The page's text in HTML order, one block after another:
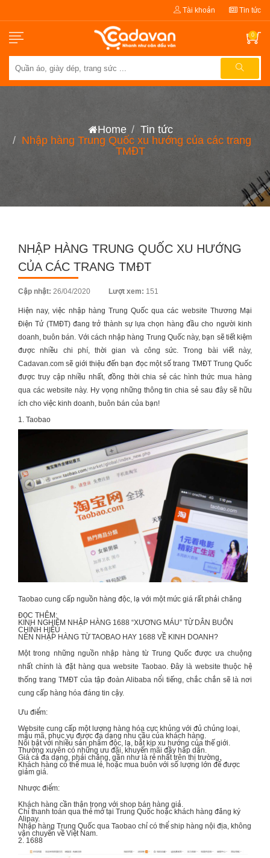
Tài khoản Tin tức
0
Home
Tin tức
Nhập hàng Trung Quốc xu hướng của các trang
TMĐT
NHẬP HÀNG TRUNG QUỐC XU HƯỚNG
CỦA CÁC TRANG TMĐT
Cập nhật: Posted
26/04/2020 Lượt xem: 151
Hiện nay, việc nhập hàng Trung Quốc qua các website Thương Mại
Điện Tử (TMĐT) đang trở thành sự lựa chọn hàng đầu cho người kinh
doanh, buôn bán. Với cách nhập hàng Trung Quốcnày, bạn sẽ tiết kiệm
được nhiều chi phí, thời gian và công sức. Trong bài viết này,
Cadavan.com sẽ giới thiệu đến bạn đọc một số trang TMĐT Trung Quốc
được truy cập nhiều nhất, đồng thời chia sẻ các hình thức mua hàng
qua các website này. Hy vọng những thông tin chia sẻ sau đây sẽ hữu
ích cho việc kinh doanh, buôn bán của bạn!
1. Taobao
Taobao cung cấp nguồn hàng độc, lạ với một mức giá rất phải chăng
ĐỌC THÊM:
KINH NGHIỆM NHẬP HÀNG 1688 “XƯƠNG MÁU” TỪ DÂN BUÔN
CHÍNH HIỆU
NÊN NHẬP HÀNG TỪ TAOBAO HAY 1688 VỀ KINH DOANH?
Một trong những nguồnnhập hàng từ Trung Quốcđược ưa chuộng
nhất chính là đặt hàng qua website Taobao. Đây là website thuộc hệ
thống trang TMĐT của tập đoàn Alibaba nổi tiếng, chắc chắn sẽ là nơi
cung cấp hàng hóa đáng tin cậy.
Ưu điểm:
Website cung cấp một lượng hàng hóa cực khủng với đủ chủng loại,
mẫu mã, phục vụ được đa dạng nhu cầu của khách hàng.
Nổi bật với nhiều sản phẩm độc, lạ, bắt kịp xu hướng của thế giới.
Thường xuyên có những ưu đãi, khuyến mãi đầy hấp dẫn.
Giá cả đa dạng, phải chăng, gần như là rẻ nhất trên thị trường.
Khách hàng có thể mua lẻ, hoặc mua buôn với số lượng lớn để được
giảm giá.
Nhược điểm:
Khách hàng cần thận trọng với shop bán hàng giả.
Chỉ thanh toán qua thẻ mở tại Trung Quốc hoặc khách hàng đăng ký
Alipay.
Nhập hàng Trung Quốc qua Taobao chỉ có thể ship hàng nội địa, không
vận chuyển về Việt Nam.
2. 1688